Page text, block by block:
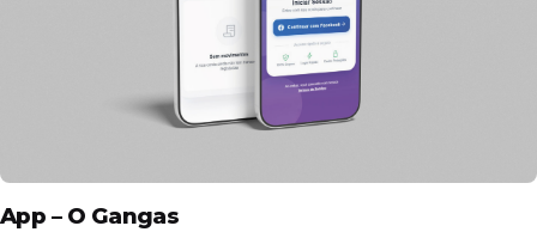
App – O Gangas